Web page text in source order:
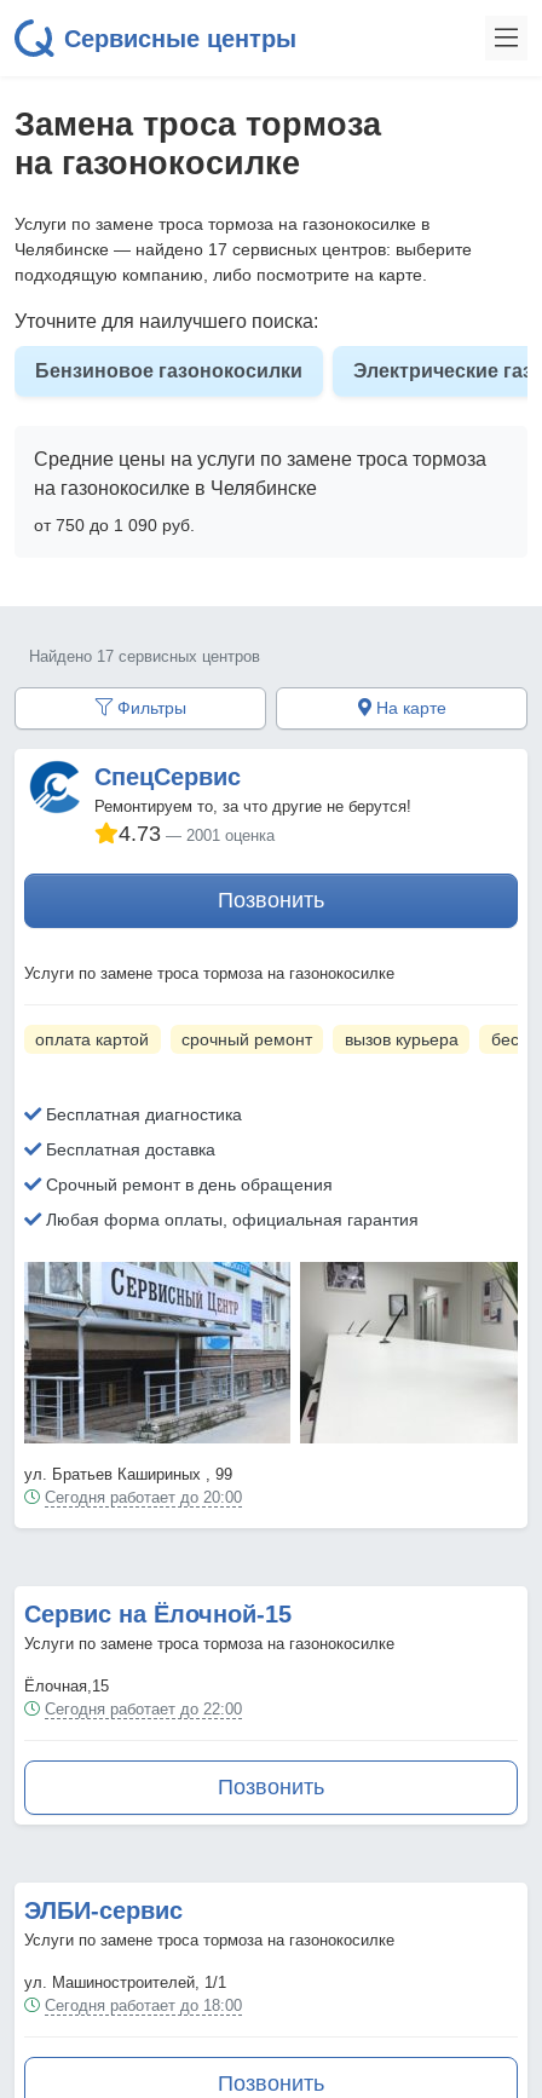
Сервисные центры
Замена троса тормоза
на газонокосилке
Услуги по замене троса тормоза на газонокосилке в
Челябинске — найдено 17 сервисных центров: выберите
подходящую компанию, либо посмотрите на карте.
Уточните для наилучшего поиска:
Бензиновое газонокосилки Электрические
Средние цены на услуги по замене троса тормоза
на газонокосилке в Челябинске
от 750 до 1 090 pyб.
Найдено 17 сервисных центров
Фильтры На карте
СпецСервис
Ремонтируем то, за что другие не берутся!
4.73 2001 оценка
Позвонить
Услуги по замене троса тормоза на газонокосилке
оплата картой срочный ремонт вызов курьера
Бесплатная диагностика
Бесплатная доставка
Срочный ремонт в день обращения
Любая форма оплаты, официальная гарантия
ул. Братьев Кашириных , 99
Сегодня работает до 20:00
Сервис на Ёлочной-15
Услуги по замене троса тормоза на газонокосилке
Ёлочная,15
Сегодня работает до 22:00
Позвонить
ЭЛБИ-сервис
Услуги по замене троса тормоза на газонокосилке
ул. Машиностроителей, 1/1
Сегодня работает до 18:00
Позвонить